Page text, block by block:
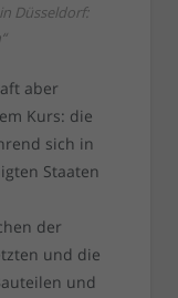
Düsseldorf:
aber
Kurs: die
sich in
Staaten
der
und die
und